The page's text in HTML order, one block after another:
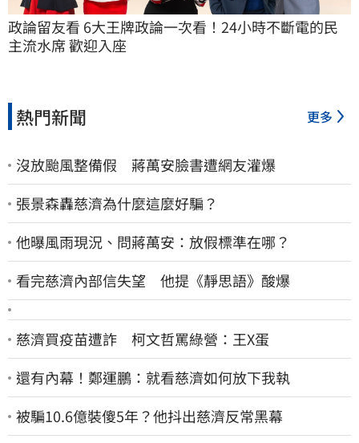
政論留友看 6大王牌政論一次看！24小時不斷電的民
主流水席 歡迎入座
熱門新聞 更多
沒放颱風整備假 蔣萬安臉書遭網友灌爆
張景森轟慈濟為什麼這麼好騙？
他曝風雨現況、問蔣萬安：放假標準在哪？
看完慈濟內部信失望 他提《靜思語》酸爆
慈濟買疫苗遭詐 柯文哲罵綠營：王X蛋
還有內幕！鄭運鵬：就看慈濟如何放下我執
被騙10.6億裝傻5年？他抖出慈濟反常黑幕